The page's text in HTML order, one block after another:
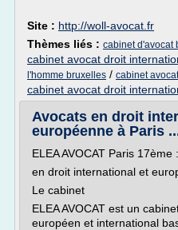
Site : http://woll-avocat.fr
Thèmes liés : cabinet d'avocat
cabinet avocat droit
l'homme bruxelles / cabinet
cabinet avocat droit
Avocats en droit
européenne à Paris
ELEA AVOCAT Paris 17ème
en droit international et
Le cabinet
ELEA AVOCAT est un
européen et international